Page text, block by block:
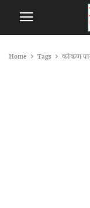
Home Tags कोकण